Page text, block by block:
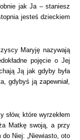
jak Ja – staniesz
jesteś dzieckiem
Maryję nazywają
pojęcie o Jej
Ją jak gdyby była
gdybyś ją zapewniał,
które wyrzekłem
Matkę swoją, a przy
do Niej: „Niewiasto, oto